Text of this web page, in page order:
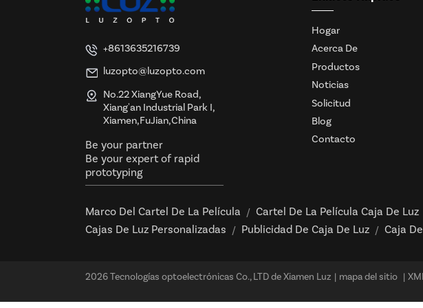
+8613635216739
luzopto@luzopto.com
No.22 XiangYue Road,
Xiang'an Industrial Park I,
Xiamen,FuJian,China
Be your partner
Be your expert of rapid
prototyping
Hogar
Acerca De
Productos
Noticias
Solicitud
Blog
Contacto
Marco Del Cartel De La Película / Cartel De La Película Caja De Luz
Cajas De Luz Personalizadas / Publicidad De Caja De Luz / Caja
2026 Tecnologías optoelectrónicas Co., LTD de Xiamen Luz | mapa del sitio |